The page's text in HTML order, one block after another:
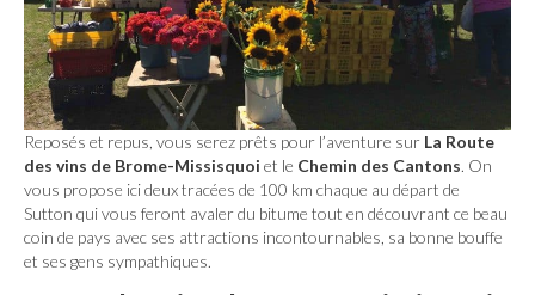
Reposés et repus, vous serez prêts pour l’aventure sur La Route
des vins de Brome-Missisquoi et le Chemin des Cantons. On
vous propose ici deux tracées de 100 km chaque au départ de
Sutton qui vous feront avaler du bitume tout en découvrant ce beau
coin de pays avec ses attractions incontournables, sa bonne bouffe
et ses gens sympathiques.